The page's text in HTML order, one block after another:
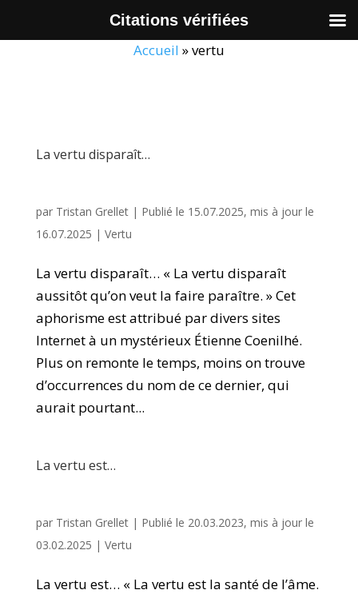
Accueil »vertu
La vertu disparaît…
par Tristan Grellet| Publié le 15.07.2025, mis à jour le
16.07.2025 | Vertu
La vertu disparaît… « La vertu disparaît
aussitôt qu’on veut la faire paraître. » Cet
aphorisme est attribué par divers sites
Internet à un mystérieux Étienne Coenilhé.
Plus on remonte le temps, moins on trouve
d’occurrences du nom de ce dernier, qui
aurait pourtant...
La vertu est…
par Tristan Grellet| Publié le 20.03.2023, mis à jour le
03.02.2025 | Vertu
La vertu est… « La vertu est la santé de l’âme.
Citations vérifiées